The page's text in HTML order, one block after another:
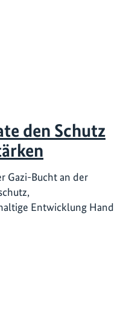
den Schutz
Gazi-Bucht an der
Entwicklung Hand